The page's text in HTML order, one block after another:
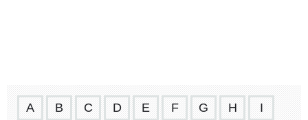
A B C D E F G H I